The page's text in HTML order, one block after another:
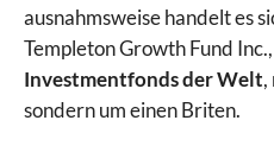
ausnahmsweise handelt es
Templeton Growth Fund
Investmentfonds der Welt,
sondern um einen Briten.